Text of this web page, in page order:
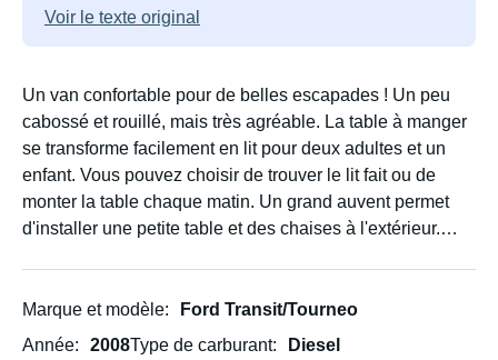
Voir le texte original
Un van confortable pour de belles escapades ! Un peu
cabossé et rouillé, mais très agréable. La table à manger
se transforme facilement en lit pour deux adultes et un
enfant. Vous pouvez choisir de trouver le lit fait ou de
monter la table chaque matin. Un grand auvent permet
d'installer une petite table et des chaises à l'extérieur.
Marque et modèle
Ford Transit/Tourneo
Année
2008Type de carburant
Diesel